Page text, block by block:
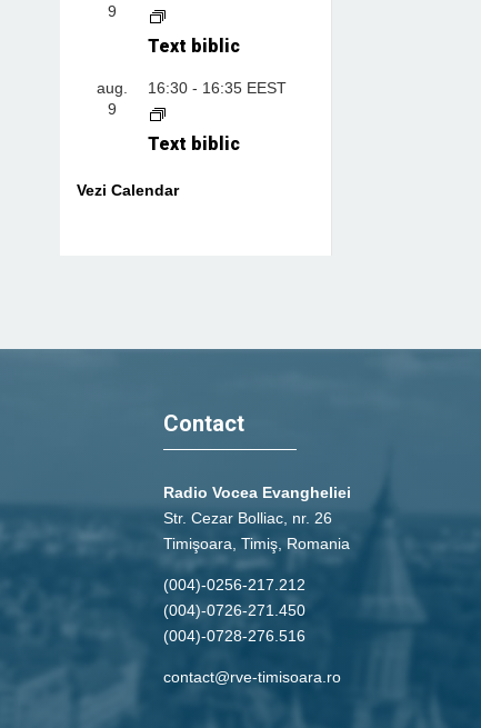
9
Text biblic
aug.
9
16:30- 16:35 EEST
Text biblic
Vezi Calendar
Contact
Radio Vocea Evangheliei
Str. Cezar Bolliac, nr. 26
Timişoara, Timiş, Romania
(004)-0256-217.212
(004)-0726-271.450
(004)-0728-276.516
contact@rve-timisoara.ro